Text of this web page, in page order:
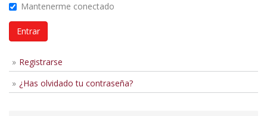
Mantenerme conectado
Entrar
Registrarse
¿Has olvidado tu contraseña?